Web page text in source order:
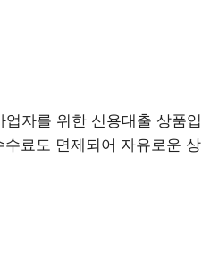
자를 위한 신용대출 상품입
료도 면제되어 자유로운 상